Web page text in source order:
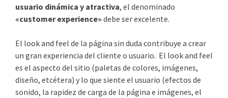
usuario dinámica y atractiva, el denominado
«customer experience» debe ser excelente.
El look and feel de la página sin duda contribuye a crear
un gran experiencia del cliente o usuario. El look and feel
es el aspecto del sitio (paletas de colores, imágenes,
diseño, etcétera) y lo que siente el usuario (efectos de
sonido, la rapidez de carga de la página e imágenes, el